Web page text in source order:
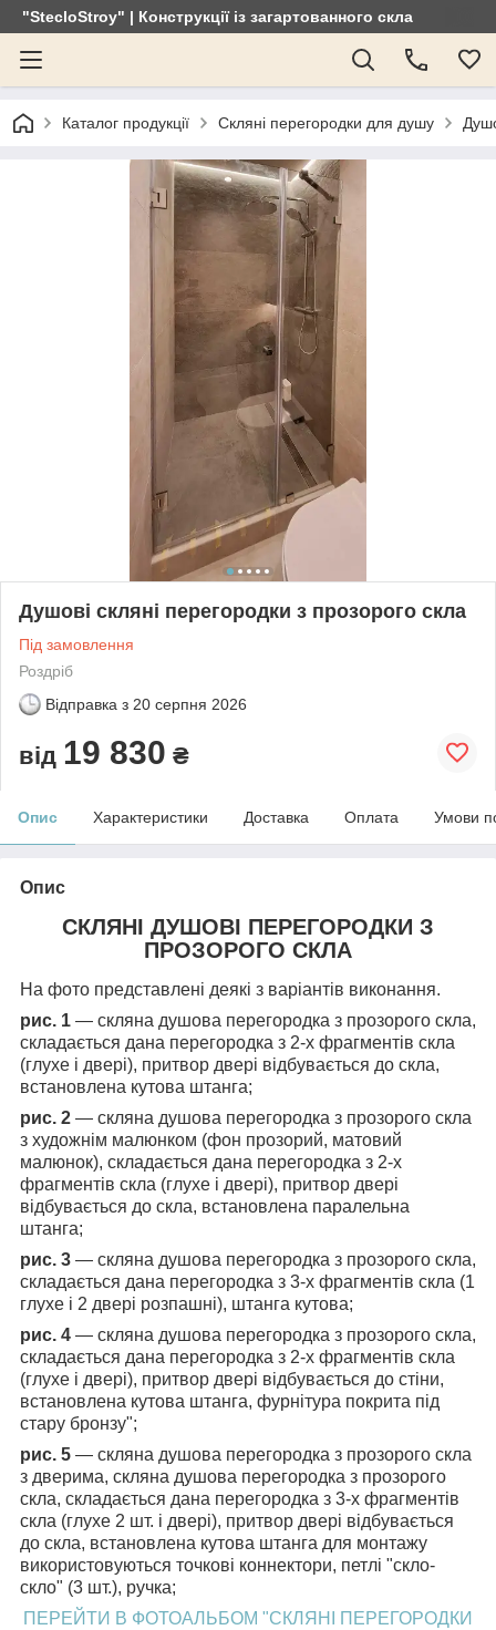
"StecloStroy" | Конструкції із загартованного скла
Каталог продукції Скляні перегородки для душу
Душові скляні перегородки з прозорого скла
Під замовлення
Роздріб
Відправка з 20 серпня 2026
від 19 830 ₴
Опис Характеристики Доставка Оплата Умови
Опис
СКЛЯНІ ДУШОВІ ПЕРЕГОРОДКИ З
ПРОЗОРОГО СКЛА
На фото представлені деякі з варіантів виконання.
рис. 1 ― скляна душова перегородка з прозорого скла,
складається дана перегородка з 2-х фрагментів скла
(глухе і двері), притвор двері відбувається до скла,
встановлена кутова штанга;
рис. 2 ― скляна душова перегородка з прозорого скла
з художнім малюнком (фон прозорий, матовий
малюнок), складається дана перегородка з 2-х
фрагментів скла (глухе і двері), притвор двері
відбувається до скла, встановлена паралельна
штанга;
рис. 3 ― скляна душова перегородка з прозорого скла,
складається дана перегородка з 3-х фрагментів скла (1
глухе і 2 двері розпашні), штанга кутова;
рис. 4 ― скляна душова перегородка з прозорого скла,
складається дана перегородка з 2-х фрагментів скла
(глухе і двері), притвор двері відбувається до стіни,
встановлена кутова штанга, фурнітура покрита під
стару бронзу";
рис. 5 ― скляна душова перегородка з прозорого скла
з дверима, скляна душова перегородка з прозорого
скла, складається дана перегородка з 3-х фрагментів
скла (глухе 2 шт. і двері), притвор двері відбувається
до скла, встановлена кутова штанга для монтажу
використовуються точкові коннектори, петлі "скло-
скло" (3 шт.), ручка;
ПЕРЕЙТИ В ФОТОАЛЬБОМ "СКЛЯНІ ПЕРЕГОРОДКИ